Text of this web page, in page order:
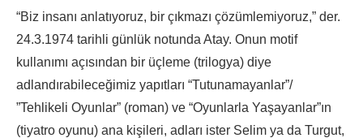
“Biz insanı anlatıyoruz, bir çıkmazı çözümlemiyoruz,” der.
24.3.1974 tarihli günlük notunda Atay. Onun motif
kullanımı açısından bir üçleme (trilogya) diye
adlandırabileceğimiz yapıtları “Tutunamayanlar”/
”Tehlikeli Oyunlar” (roman) ve “Oyunlarla Yaşayanlar”ın
(tiyatro oyunu) ana kişileri, adları ister Selim ya da Turgut,